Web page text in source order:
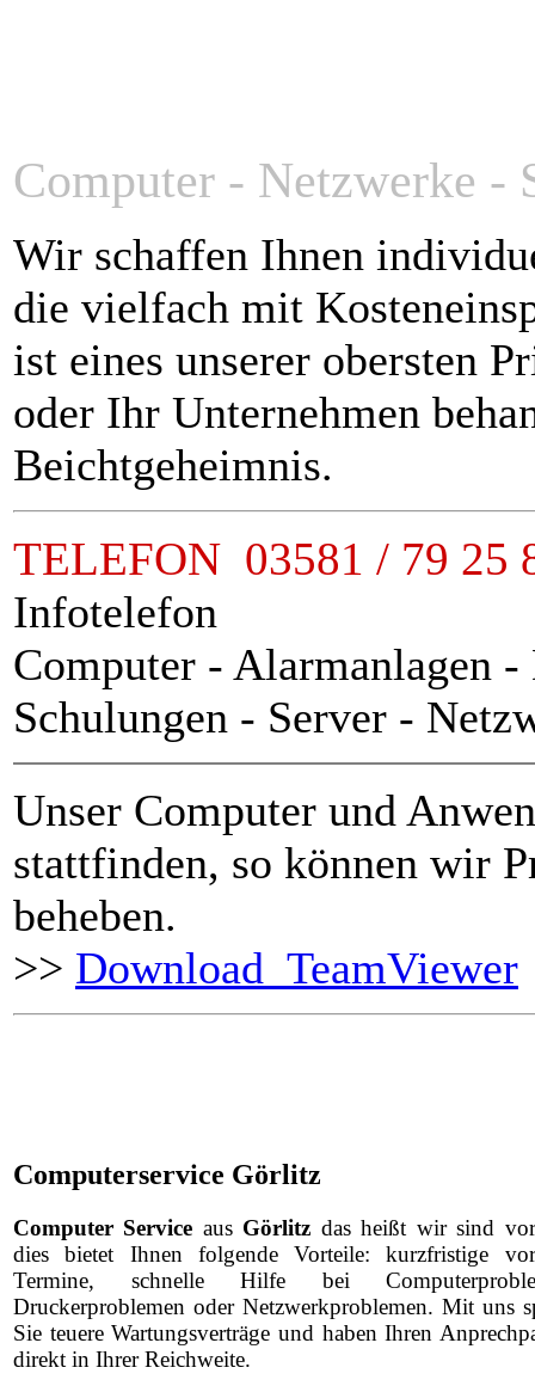
Computer - Netzwerke -
Wir schaffen Ihnen
die vielfach mit
ist eines unserer obersten
oder Ihr Unternehmen
Beichtgeheimnis.
TELEFON 03581 / 79 25
Infotelefon
Computer - Alarmanlagen -
Schulungen - Server -
Unser Computer und
stattfinden, so können wir
beheben.
>> Download TeamViewer
Computerservice Görlitz
Computer Service aus Görlitz das heißt wir sind
dies bietet Ihnen folgende Vorteile: kurzfristige
Termine, schnelle Hilfe bei
Druckerproblemen oder Netzwerkproblemen. Mit uns
Sie teuere Wartungsverträge und haben Ihren
direkt in Ihrer Reichweite.